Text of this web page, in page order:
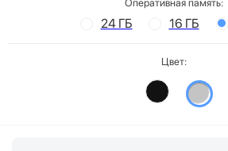
Оперативная память:
24 ГБ 16 ГБ
Цвет: